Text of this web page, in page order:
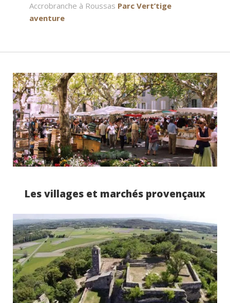
Accrobranche à Roussas Parc Vert’tige
aventure
Les villages et marchés provençaux